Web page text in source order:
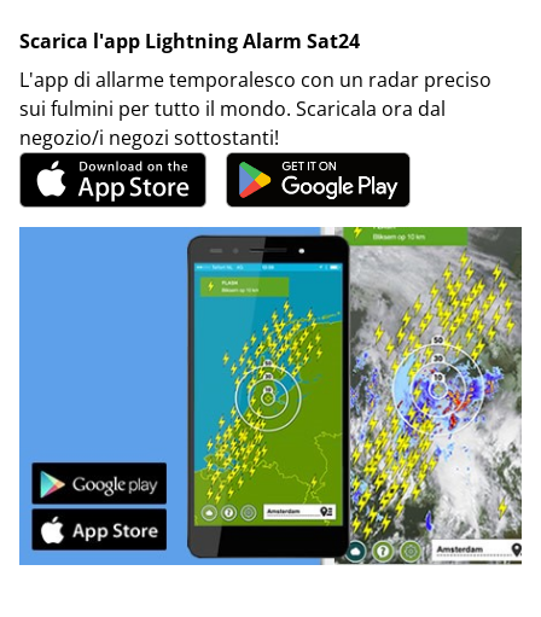
Scarica l'app Lightning Alarm Sat24
L'app di allarme temporalesco con un radar preciso
sui fulmini per tutto il mondo. Scaricala ora dal
negozio/i negozi sottostanti!